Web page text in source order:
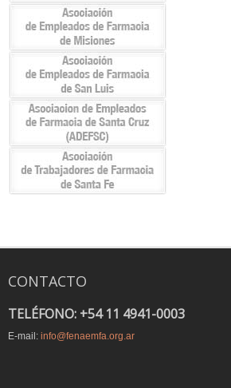
CONTACTO
TELÉFONO: +54 11 4941-0003
E-mail: info@fenaemfa.org.ar